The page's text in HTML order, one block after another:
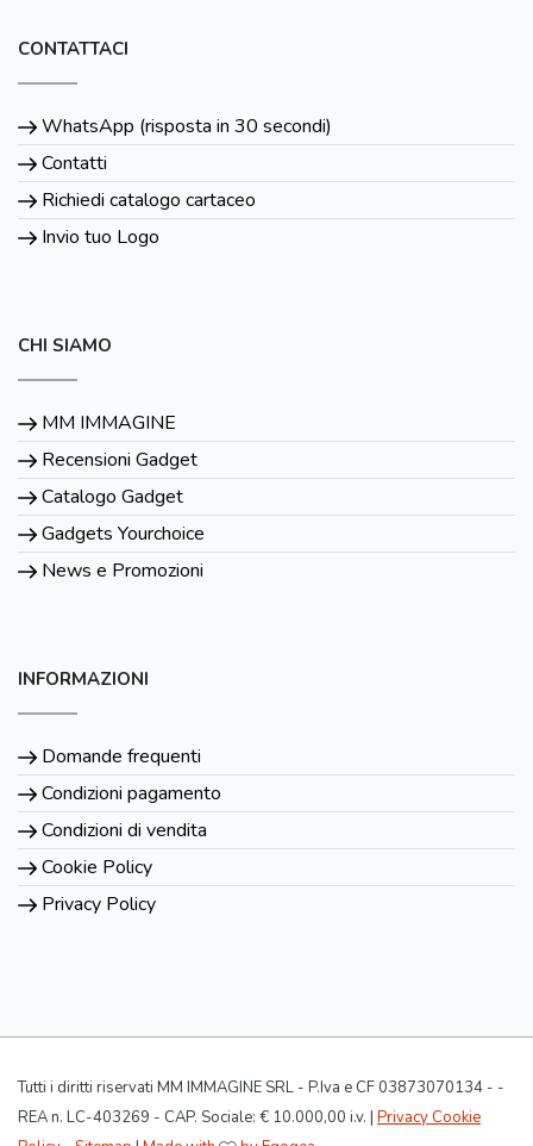
CONTATTACI
WhatsApp (risposta in 30 secondi)
Contatti
Richiedi catalogo cartaceo
Invio tuo Logo
CHI SIAMO
MM IMMAGINE
Recensioni Gadget
Catalogo Gadget
Gadgets Yourchoice
News e Promozioni
INFORMAZIONI
Domande frequenti
Condizioni pagamento
Condizioni di vendita
Cookie Policy
Privacy Policy
Tutti i diritti riservati MM IMMAGINE SRL - P.Iva e CF 03873070134 - -
REA n. LC-403269 - CAP. Sociale: € 10.000,00 i.v. | Privacy Cookie